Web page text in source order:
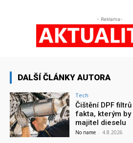
- Reklama-
DALŠÍ ČLÁNKY AUTORA
Tech
Čištění DPF
fakta, kterým by
majitel dieselu
No name - 4.8.2026